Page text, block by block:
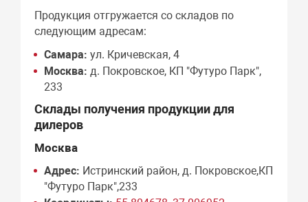
Продукция отгружается со складов по
следующим адресам:
Самара: ул. Кричевская, 4
Москва: д. Покровское, КП "Футуро Парк",
233
Склады получения продукции для
дилеров
Москва
Адрес: Истринский район, д. Покровское,КП
"Футуро Парк",233